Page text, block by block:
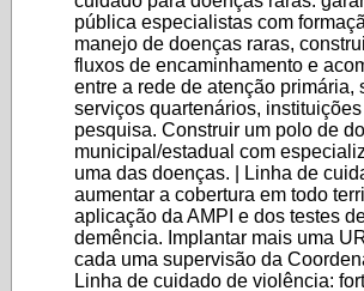
pública especialistas com
manejo de doenças raras,
fluxos de encaminhamento e
entre a rede de atenção primária,
serviços quartenários,
pesquisa. Construir um polo de
municipal/estadual com
uma das doenças. | Linha de
aumentar a cobertura em todo
aplicação da AMPI e dos testes
demência. Implantar mais uma
cada uma supervisão da
Linha de cuidado de violência: